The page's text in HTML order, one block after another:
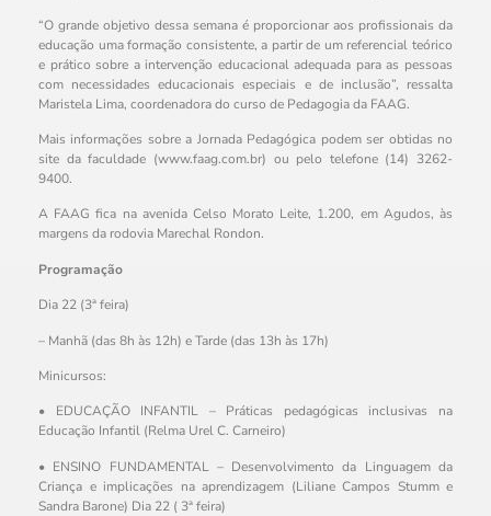
“O grande objetivo dessa semana é proporcionar aos profissionais da
educação uma formação consistente, a partir de um referencial teórico
e prático sobre a intervenção educacional adequada para as pessoas
com necessidades educacionais especiais e de inclusão”, ressalta
Maristela Lima, coordenadora do curso de Pedagogia da FAAG.
Mais informações sobre a Jornada Pedagógica podem ser obtidas no
site da faculdade (www.faag.com.br) ou pelo telefone (14) 3262-
9400.
A FAAG fica na avenida Celso Morato Leite, 1.200, em Agudos, às
margens da rodovia Marechal Rondon.
Programação
Dia 22 (3ª feira)
– Manhã (das 8h às 12h) e Tarde (das 13h às 17h)
Minicursos:
• EDUCAÇÃO INFANTIL – Práticas pedagógicas inclusivas na
Educação Infantil (Relma Urel C. Carneiro)
• ENSINO FUNDAMENTAL – Desenvolvimento da Linguagem da
Criança e implicações na aprendizagem (Liliane Campos Stumm e
Sandra Barone) Dia 22 ( 3ª feira)